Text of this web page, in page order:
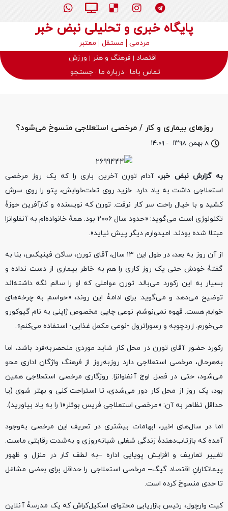
پایگاه خبری و تحلیلی نبض خبر
مردمی مستقل
معتبر
اقتصاد
فرهنگ و هنر
ورزش
تماس باما درباره ما جستجو
۸ بهمن ۱۳۹۸ - ۱۴:۰۹
روزهای بیماری و کار / مرخصی استعلاجی منسوخ می‌شود؟
به گزارش نبض خبر،آدام تورِن آخرین باری را که یک روز مرخصی
استعلاجی داشت به یاد دارد. خزید روی تخت‌خوابش، پتو را روی سرش
کشید و با خیال راحت سر کار نرفت. تورن که نویسنده و کارآفرین حوزۀ
تکنولوژی است می‌گوید: «حدود سال ۲۰۰۶ بود. همۀ خانواده‌ام به آنفلوانزا
مبتلا شده بودند. امیدوارم دیگر پیش نیاید».
از آن روز به بعد، در طول این ۱۳ سال، آقای تورن، ساکن فینیکس، بنا به
گفتۀ خودش حتی یک روز کاری را هم به‌ خاطر بیماری از دست نداده و
بسیار به این رکورد می‌بالد. تورن عواملی که او را سالم نگه داشته‌اند
توضیح می‌دهد و می‌گوید: برای ادامۀ این روند، «حواسم به چرخه‌های
خوابم هست. قهوه نمی‌نوشم. نوعی چایی مخصوص ژاپنی به نام گیوکورو
می‌خورم. زردچوبه و رسوراترول -نوعی مکمل غذایی- استفاده می‌کنم».
رکورد حضور آقای تورن در محل کار شاید موردی منحصربه‌فرد باشد، اما
به‌هرحال، مرخصی استعلاجی دارد روزبه‌روز از فرهنگ واژگان اداری محو
می‌شود، حتی در فصل اوج آنفلوانزا. روزگاری مرخصی استعلاجی همین
بود، یک روز از محل کار دور می‌شدی، تا استراحت کنی و بهتر شوی (یا
حداقل تظاهر به آن: «مرخصی استعلاجی فریس بوئلر»۱ را به یاد بیاورید).
اما در سال‌های اخیر، ابهامات بیشتری در تعریف این مرخصی به‌وجود
آمده که بازتاب‌دهندۀ زندگی شغلی شبانه‌روزی و به‌شدت رقابتی ماست.
تغییر تعاریف و افزایش پویایی اداره –به لطف کار در منزل و ظهور
پیمانکارانِ اقتصاد گیگ– مرخصی استعلاجی را حداقل برای بعضی مشاغل
تا حدی منسوخ کرده است.
کیت وارچول، رئیس بازاریابی محتوای اسکیل‌کراش که یک مدرسۀ آنلاین